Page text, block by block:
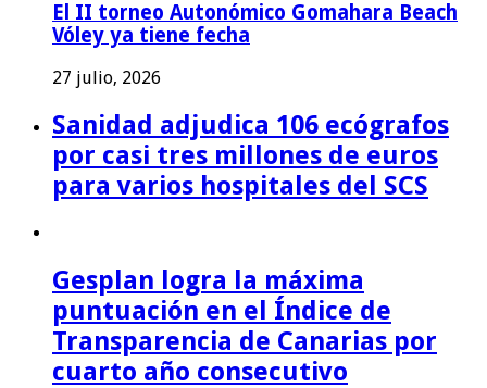
El II torneo Autonómico Gomahara Beach
Vóley ya tiene fecha
27 julio, 2026
Sanidad adjudica 106 ecógrafos
por casi tres millones de euros
para varios hospitales del SCS
Gesplan logra la máxima
puntuación en el Índice de
Transparencia de Canarias por
cuarto año consecutivo